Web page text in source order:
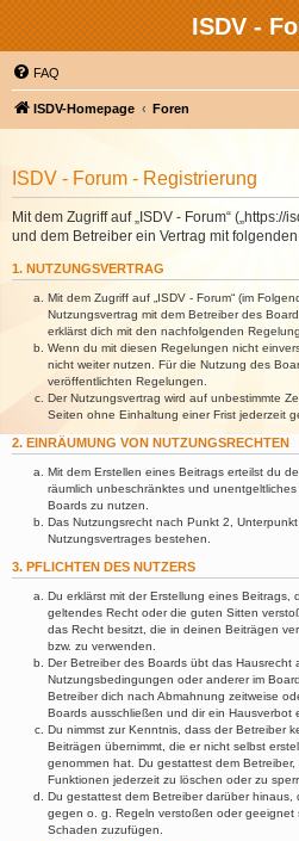
ISDV -
FAQ
ISDV-Homepage Foren
ISDV - Forum - Registrierung
Mit dem Zugriff auf „ISDV - Forum“ („https://
und dem Betreiber ein Vertrag mit
1. NUTZUNGSVERTRAG
Mit dem Zugriff auf „ISDV - Forum“ (im
Nutzungsvertrag mit dem Betreiber des
erklärst dich mit den nachfolgenden
Wenn du mit diesen Regelungen nicht
nicht weiter nutzen. Für die Nutzung des
veröffentlichten Regelungen.
Der Nutzungsvertrag wird auf unbestimmte
Seiten ohne Einhaltung einer Frist jederzeit
2. EINRÄUMUNG VON NUTZUNGSRECHTEN
Mit dem Erstellen eines Beitrags erteilst du
räumlich unbeschränktes und
Boards zu nutzen.
Das Nutzungsrecht nach Punkt 2,
Nutzungsvertrages bestehen.
3. PFLICHTEN DES NUTZERS
Du erklärst mit der Erstellung eines
geltendes Recht oder die guten Sitten
das Recht besitzt, die in deinen Beiträgen
bzw. zu verwenden.
Der Betreiber des Boards übt das Hausrecht
Nutzungsbedingungen oder anderer im
Betreiber dich nach Abmahnung zeitweise
Boards ausschließen und dir ein Hausverbot
Du nimmst zur Kenntnis, dass der Betreiber
Beiträgen übernimmt, die er nicht selbst
genommen hat. Du gestattest dem
Funktionen jederzeit zu löschen oder zu
Du gestattest dem Betreiber darüber
gegen o. g. Regeln verstoßen oder geeignet
Schaden zuzufügen.